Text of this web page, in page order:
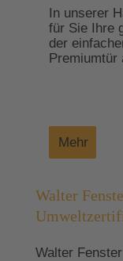
In unserer
für Sie Ihre
der
Premiumtür
Mehr
Walter
Walter